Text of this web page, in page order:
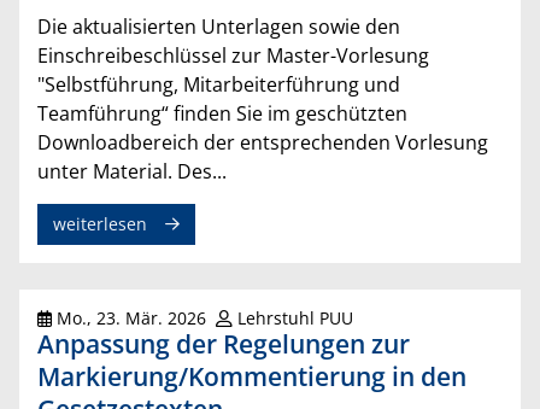
Die aktualisierten Unterlagen sowie den
Einschreibeschlüssel zur Master-Vorlesung
"Selbstführung, Mitarbeiterführung und
Teamführung“ finden Sie im geschützten
Downloadbereich der entsprechenden Vorlesung
unter Material. Des...
weiterlesen
Mo., 23. Mär. 2026 Lehrstuhl PUU
Anpassung der Regelungen zur
Markierung/Kommentierung in den